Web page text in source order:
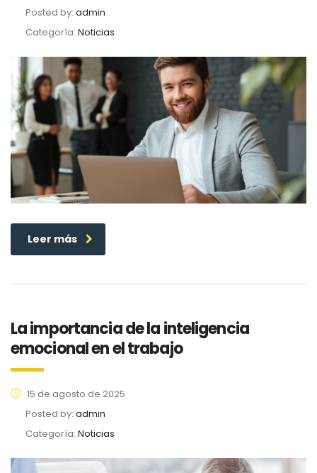
Posted by: admin
Categoría: Noticias
Leer más
La importancia de la inteligencia
emocional en el trabajo
15 de agosto de 2025
Posted by: admin
Categoría: Noticias